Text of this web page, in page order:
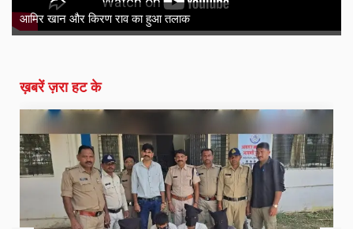
राव का हुआ तलाक
ख़बरें ज़रा हट के